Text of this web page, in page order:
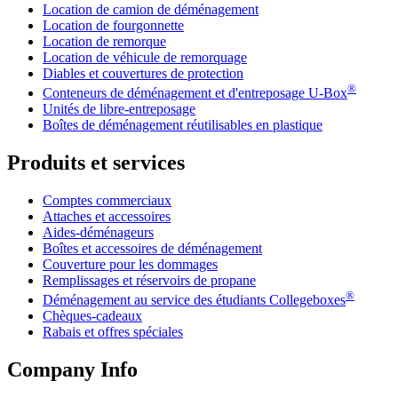
Location de camion de déménagement
Location de fourgonnette
Location de remorque
Location de véhicule de remorquage
Diables et couvertures de protection
Conteneurs de déménagement et d'entreposage U-Box®
Unités de libre-entreposage
Boîtes de déménagement réutilisables en plastique
Produits et services
Comptes commerciaux
Attaches et accessoires
Aides-déménageurs
Boîtes et accessoires de déménagement
Couverture pour les dommages
Remplissages et réservoirs de propane
Déménagement au service des étudiants Collegeboxes®
Chèques-cadeaux
Rabais et offres spéciales
Company Info